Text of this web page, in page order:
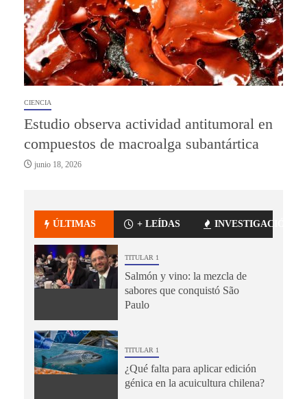
CIENCIA
Estudio observa actividad antitumoral en
compuestos de macroalga subantártica
junio 18, 2026
ÚLTIMAS + LEÍDAS INVESTIGACIÓN
TITULAR 1
Salmón y vino: la mezcla de
sabores que conquistó São
Paulo
TITULAR 1
¿Qué falta para aplicar edición
génica en la acuicultura chilena?